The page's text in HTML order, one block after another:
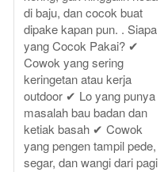
di baju, dan cocok buat
dipake kapan pun. . Siapa
yang Cocok Pakai? ✔
Cowok yang sering
keringetan atau kerja
outdoor ✔ Lo yang punya
masalah bau badan dan
ketiak basah ✔ Cowok
yang pengen tampil pede,
segar, dan wangi dari pagi